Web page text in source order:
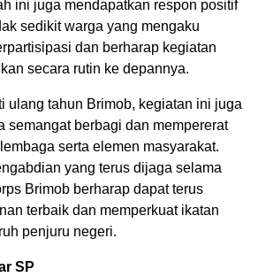
ini juga mendapatkan respon positif
sedikit warga yang mengaku
dan berharap kegiatan
secara rutin ke depannya.
ulang tahun Brimob, kegiatan ini juga
semangat berbagi dan mempererat
serta elemen masyarakat.
yang terus dijaga selama
Brimob berharap dapat terus
terbaik dan memperkuat ikatan
penjuru negeri.
SP